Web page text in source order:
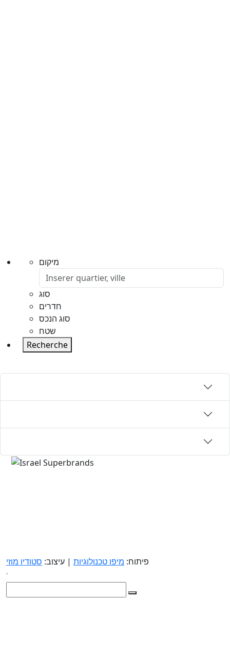
מיקום
סוג
חדרים
סוג הנכס
שטח
Recherche
פיתוח: מיפו טכנולוגיות | עיצוב: סטודיו מוזי
.